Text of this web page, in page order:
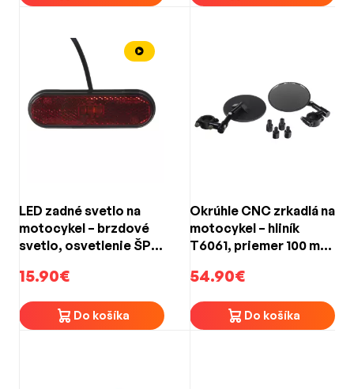
LED zadné svetlo na
motocykel – brzdové
svetlo, osvetlenie ŠPZ,
R148
15.90€
Do košíka
Okrúhle CNC zrkadlá na
motocykel – hliník
T6061, priemer 100 mm,
pár
54.90€
Do košíka